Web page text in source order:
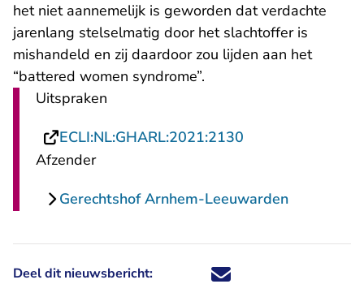
het niet aannemelijk is geworden dat verdachte
jarenlang stelselmatig door het slachtoffer is
mishandeld en zij daardoor zou lijden aan het
“battered women syndrome”.
Uitspraken
ECLI:NL:GHARL:2021:2130
Afzender
Gerechtshof Arnhem-Leeuwarden
Deel dit nieuwsbericht: Deel dit nieuwsbericht via X -
Deel dit nieuwsbericht via
Deel dit nieuwsbericht
Deel dit